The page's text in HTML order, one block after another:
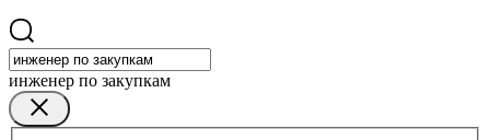
инженер по закупкам